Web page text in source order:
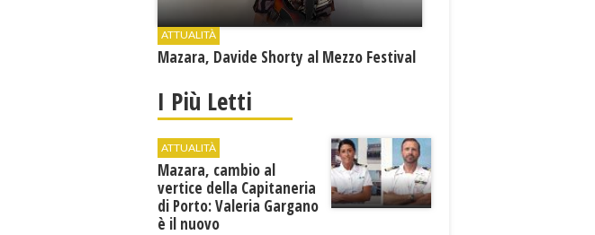
ATTUALITÀ
Mazara, Davide Shorty al Mezzo Festival
I Più Letti
ATTUALITÀ
Mazara, cambio al
vertice della Capitaneria
di Porto: Valeria Gargano
è il nuovo